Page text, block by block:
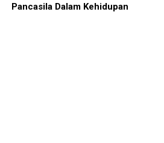
Pancasila Dalam Kehidupan